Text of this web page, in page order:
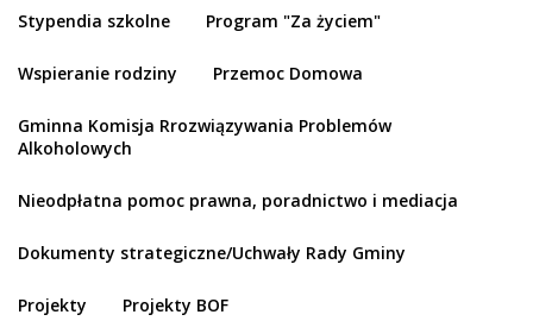
Stypendia szkolne Program "Za życiem"
Wspieranie rodziny Przemoc Domowa
Gminna Komisja Rrozwiązywania Problemów
Alkoholowych
Nieodpłatna pomoc prawna, poradnictwo i mediacja
Dokumenty strategiczne/Uchwały Rady Gminy
Projekty Projekty BOF